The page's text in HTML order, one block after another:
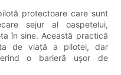
protectoare care sunt
sejur al oaspetelui,
în sine. Această practică
de viață a pilotei, dar
o barieră ușor de